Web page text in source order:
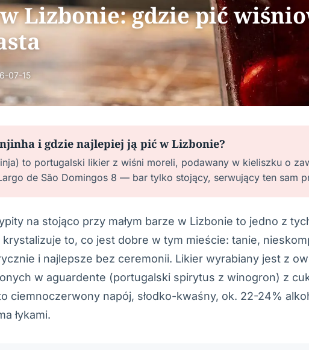
Lizbonie: gdzie pić
07-15
i gdzie najlepiej ją pić w Lizbonie?
to portugalski likier z wiśni moreli, podawany w kieliszku o
de São Domingos 8 — bar tylko stojący, serwujący ten sam
na stojąco przy małym barze w Lizbonie to jedno z
to, co jest dobre w tym mieście: tanie,
i najlepsze bez ceremonii. Likier wyrabiany jest z
w aguardente (portugalski spirytus z winogron) z
ciemnoczerwony napój, słodko-kwaśny, ok. 22-24%
łykami.